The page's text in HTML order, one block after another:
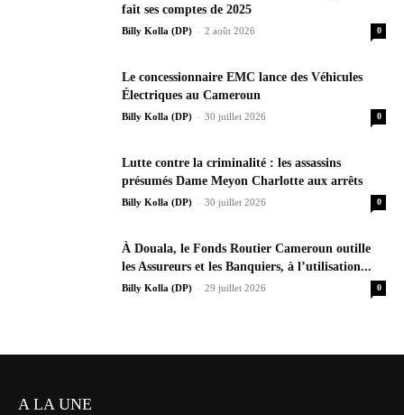
fait ses comptes de 2025
Billy Kolla (DP) - 2 août 2026 0
Le concessionnaire EMC lance des Véhicules
Électriques au Cameroun
Billy Kolla (DP) - 30 juillet 2026 0
Lutte contre la criminalité : les assassins
présumés Dame Meyon Charlotte aux arrêts
Billy Kolla (DP) - 30 juillet 2026 0
À Douala, le Fonds Routier Cameroun outille
les Assureurs et les Banquiers, à l’utilisation...
Billy Kolla (DP) - 29 juillet 2026 0
A LA UNE